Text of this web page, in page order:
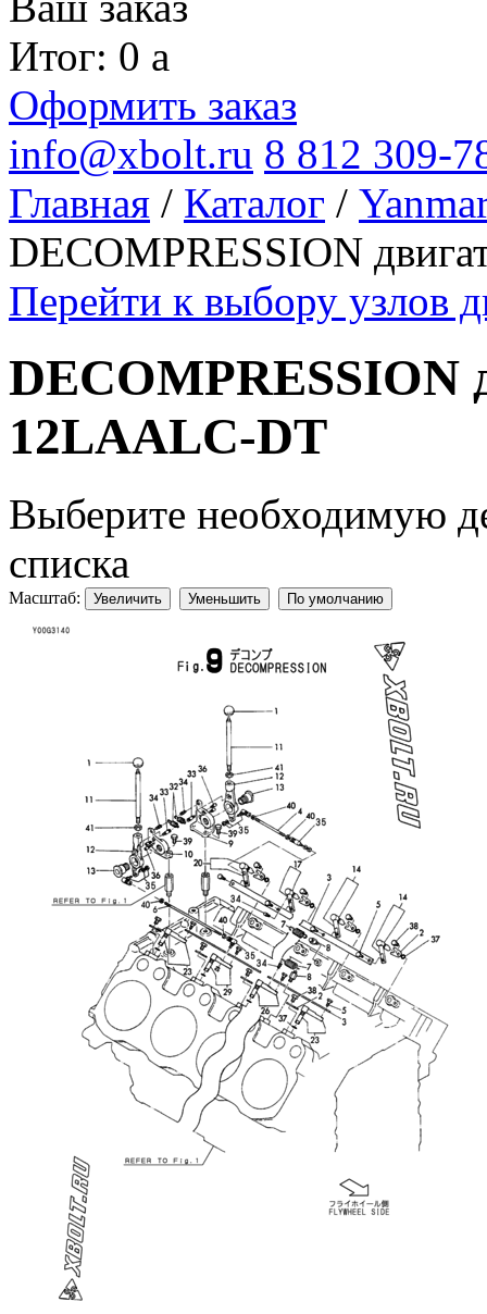
Итог: 0 a
Оформить заказ
info@xbolt.ru 8 812 309-
Главная / Каталог /
DECOMPRESSION
Перейти к выбору узлов
DECOMPRESSION
12LAALC-DT
Выберите необходимую
списка
Масштаб: Увеличить Уменьшить По умолчанию